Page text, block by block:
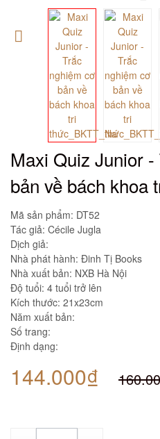
Maxi Quiz Junior
bản về bách khoa
Mã sản phẩm: DT52
Tác giả: Cécile Jugla
Dịch giả:
Nhà phát hành: Đinh Tị Books
Nhà xuất bản: NXB Hà Nội
Độ tuổi: 4 tuổi trở lên
Kích thước: 21x23cm
Năm xuất bản:
Số trang:
Định dạng:
144.000₫